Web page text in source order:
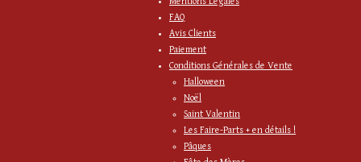
FAQ
Avis Clients
Paiement
Conditions Générales de Vente
Halloween
Noël
Saint Valentin
Les Faire-Parts + en détails !
Pâques